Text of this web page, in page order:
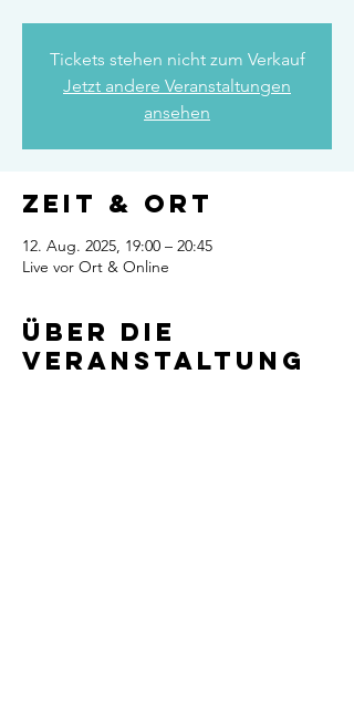
Tickets stehen nicht zum Verkauf
Jetzt andere Veranstaltungen
ansehen
Zeit & Ort
12. Aug. 2025, 19:00 – 20:45
Live vor Ort & Online
Über die
Veranstaltung